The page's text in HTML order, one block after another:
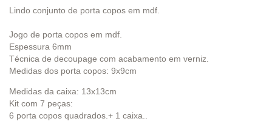
Lindo conjunto de porta copos em mdf.
Jogo de porta copos em mdf.
Espessura 6mm
Técnica de decoupage com acabamento em verniz.
Medidas dos porta copos: 9x9cm
Medidas da caixa: 13x13cm
Kit com 7 peças:
6 porta copos quadrados.+ 1 caixa..